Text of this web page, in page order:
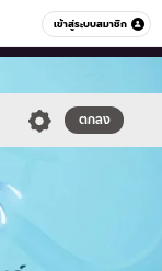
เข้าสู่ระบบสมาชิก
หมวดอื่นๆ
ตกลง